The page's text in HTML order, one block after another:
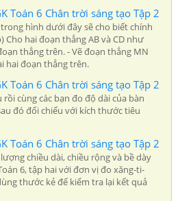
Toán 6 Chân trời sáng tạo Tập 2
hình dưới đây sẽ cho biết chính
Cho hai đoạn thẳng AB và CD như
thẳng trên. - Vẽ đoạn thẳng MN
hai đoạn thẳng trên.
Toán 6 Chân trời sáng tạo Tập 2
cùng các bạn đo độ dài của bàn
đó đối chiếu với kích thước tiêu
Toán 6 Chân trời sáng tạo Tập 2
chiều dài, chiều rộng và bề dày
6, tập hai với đơn vị đo xăng-ti-
thước kẻ để kiểm tra lại kết quả